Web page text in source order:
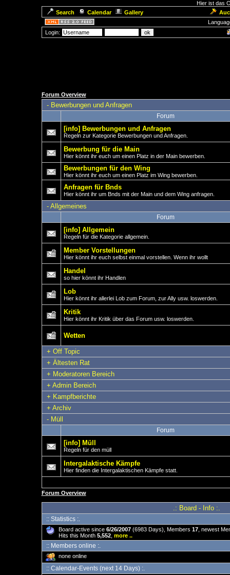
Hier ist das
Search
Calendar Gallery
Login:
Forum Overview
- Bewerbungen und Anfragen
Forum
[info] Bewerbungen und Anfragen
Regeln zur Kategorie Bewerbungen und Anfragen.
Bewerbung für die Main
Hier könnt ihr euch um einen Platz in der Main bewerben.
Bewerbungen für den Wing
Hier könnt ihr euch um einen Platz im Wing bewerben.
Anfragen für Bnds
Hier könnt ihr um Bnds mit der Main und dem Wing anfragen.
- Allgemeines
Forum
[info] Allgemein
Regeln für die Kategorie allgemein.
Member Vorstellungen
Hier könnt ihr euch selbst einmal vorstellen. Wenn ihr wollt
Handel
so hier könnt ihr Handlen
Lob
Hier könnt ihr allerlei Lob zum Forum, zur Ally usw. loswerden.
Kritik
Hier könnt ihr Kritik über das Forum usw. loswerden.
Wetten
+ Off Topic
+ Ältesten Rat
+ Moderatoren Bereich
+ Admin Bereich
+ Kampfberichte
+ Archiv
- Müll
Forum
[info] Müll
Regeln für den müll
Intergalaktische Kämpfe
Hier finden die Intergalaktischen Kämpfe statt.
Forum Overview
.: Board - Info :.
:: Statistics :.
Board active since 6/26/2007(6983 Days), Members 17, newest
Hits this Month 5,552, more ..
:: Members online :.
none online
:: Calendar-Events (next 14 Days) :.